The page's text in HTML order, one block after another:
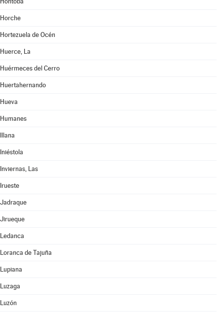
Horche
Hortezuela de Océn
Huerce, La
Huérmeces del Cerro
Huertahernando
Hueva
Humanes
Illana
Iniéstola
Inviernas, Las
Irueste
Jadraque
Jirueque
Ledanca
Loranca de Tajuña
Lupiana
Luzaga
Luzón